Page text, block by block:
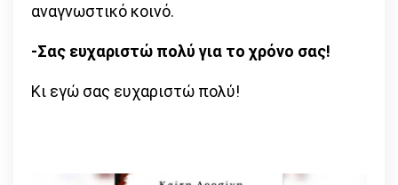
αναγνωστικό κοινό.
-Σας ευχαριστώ πολύ για το χρόνο σας!
Κι εγώ σας ευχαριστώ πολύ!